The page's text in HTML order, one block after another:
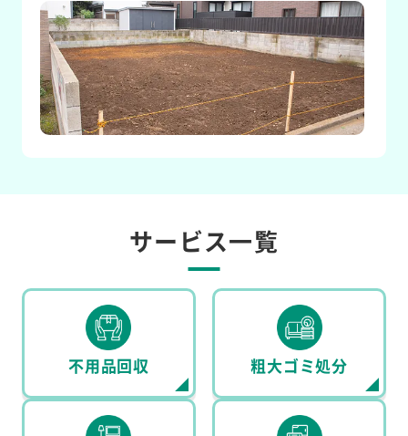
サービス一覧
不用品回収 粗大ゴミ処分